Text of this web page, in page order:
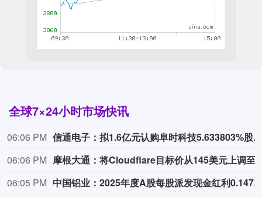
全球7×24小时市场快讯
06:06 PM
信通电子：拟1.6亿元认购阜时科技5.633803%股权
06:06 PM
06:05 PM
中国铝业：2025年度A股每股派发现